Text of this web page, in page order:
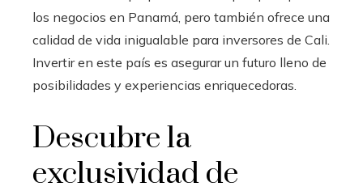
los negocios en Panamá, pero también ofrece una
calidad de vida inigualable para inversores de Cali.
Invertir en este país es asegurar un futuro lleno de
posibilidades y experiencias enriquecedoras.
Descubre la
exclusividad de